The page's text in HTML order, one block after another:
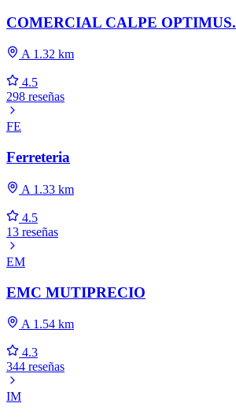
COMERCIAL CALPE OPTIMUS.
A 1.32 km
4.5
298 reseñas
FE
Ferreteria
A 1.33 km
4.5
13 reseñas
EM
EMC MUTIPRECIO
A 1.54 km
4.3
344 reseñas
IM